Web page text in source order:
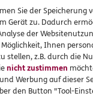
Sie der Speicherung
Gerät zu. Dadurch
der
Ihnen
stellen, z.B. durch die
nicht zustimmen
Werbung auf dieser
den Button "Tool-